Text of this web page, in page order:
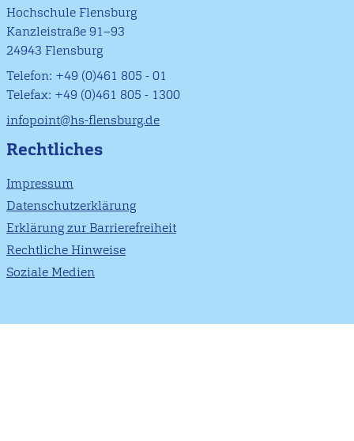
Hochschule Flensburg
Kanzleistraße 91–93
24943 Flensburg
Telefon: +49 (0)461 805 - 01
Telefax: +49 (0)461 805 - 1300
infopoint@hs-flensburg.de
Rechtliches
Impressum
Datenschutzerklärung
Erklärung zur Barrierefreiheit
Rechtliche Hinweise
Soziale Medien